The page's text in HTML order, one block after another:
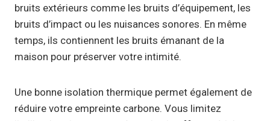
bruits extérieurs comme les bruits d’équipement, les
bruits d’impact ou les nuisances sonores. En même
temps, ils contiennent les bruits émanant de la
maison pour préserver votre intimité.
Une bonne isolation thermique permet également de
réduire votre empreinte carbone. Vous limitez